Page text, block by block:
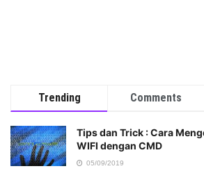
Trending Comments
Tips dan Trick : Cara
WIFI dengan CMD
05/09/2019